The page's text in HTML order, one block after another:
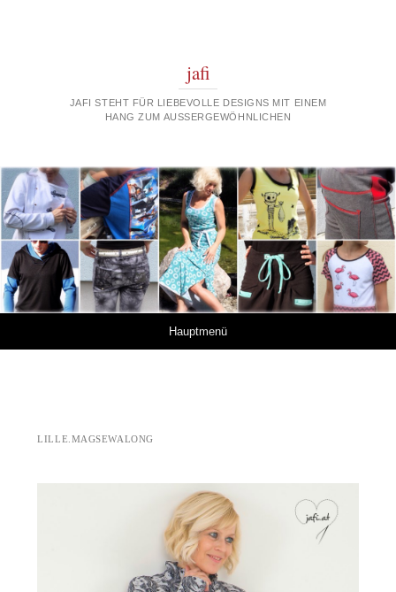
jafi
JAFI STEHT FÜR LIEBEVOLLE DESIGNS MIT EINEM
HANG ZUM AUSSERGEWÖHNLICHEN
Hauptmenü
LILLE.MAGSEWALONG